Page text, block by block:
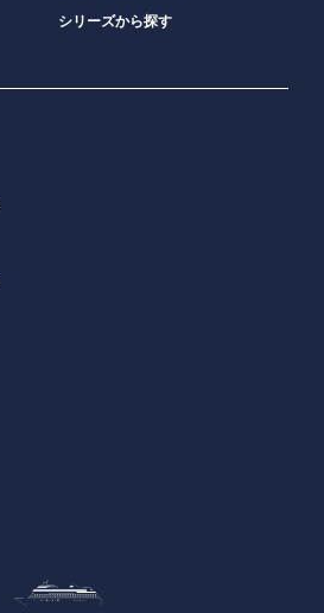
シリーズから探す